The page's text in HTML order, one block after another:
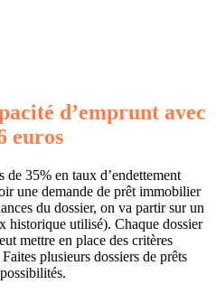
d’emprunt avec
euros
de 35% en taux d’endettement
une demande de prêt immobilier
du dossier, on va partir sur un
historique utilisé). Chaque dossier
mettre en place des critères
plusieurs dossiers de prêts